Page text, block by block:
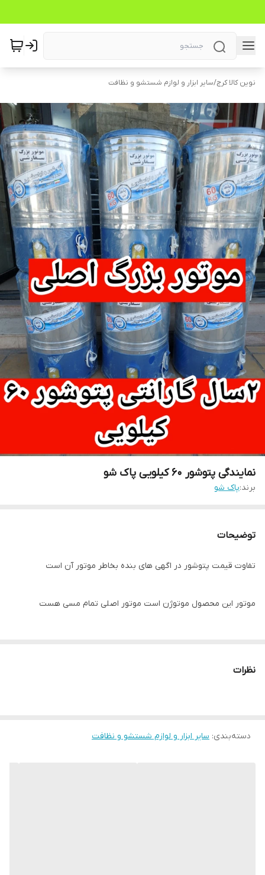
نوین کالا کرج/سایر ابزار و لوازم شستشو و نظافت
نمایندگی پتوشور ۶۰ کیلویی پاک شو
برند:پاک شو
توضیحات
تفاوت قیمت پتوشور در اگهی های بنده بخاطر موتور آن است
موتور این محصول موتوژن است موتور اصلی تمام مسی هست
نظرات
دسته‌بندی: سایر ابزار و لوازم شستشو و نظافت